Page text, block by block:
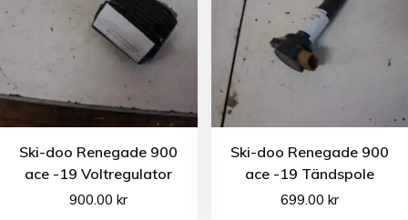
Ski-doo Renegade 900
ace -19 Voltregulator
900.00kr
Ski-doo Renegade 900
ace -19 Tändspole
699.00 kr